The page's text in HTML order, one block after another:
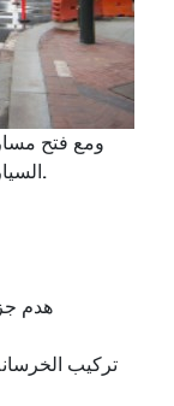
ومع فتح مسار
.
هدم
تركيب